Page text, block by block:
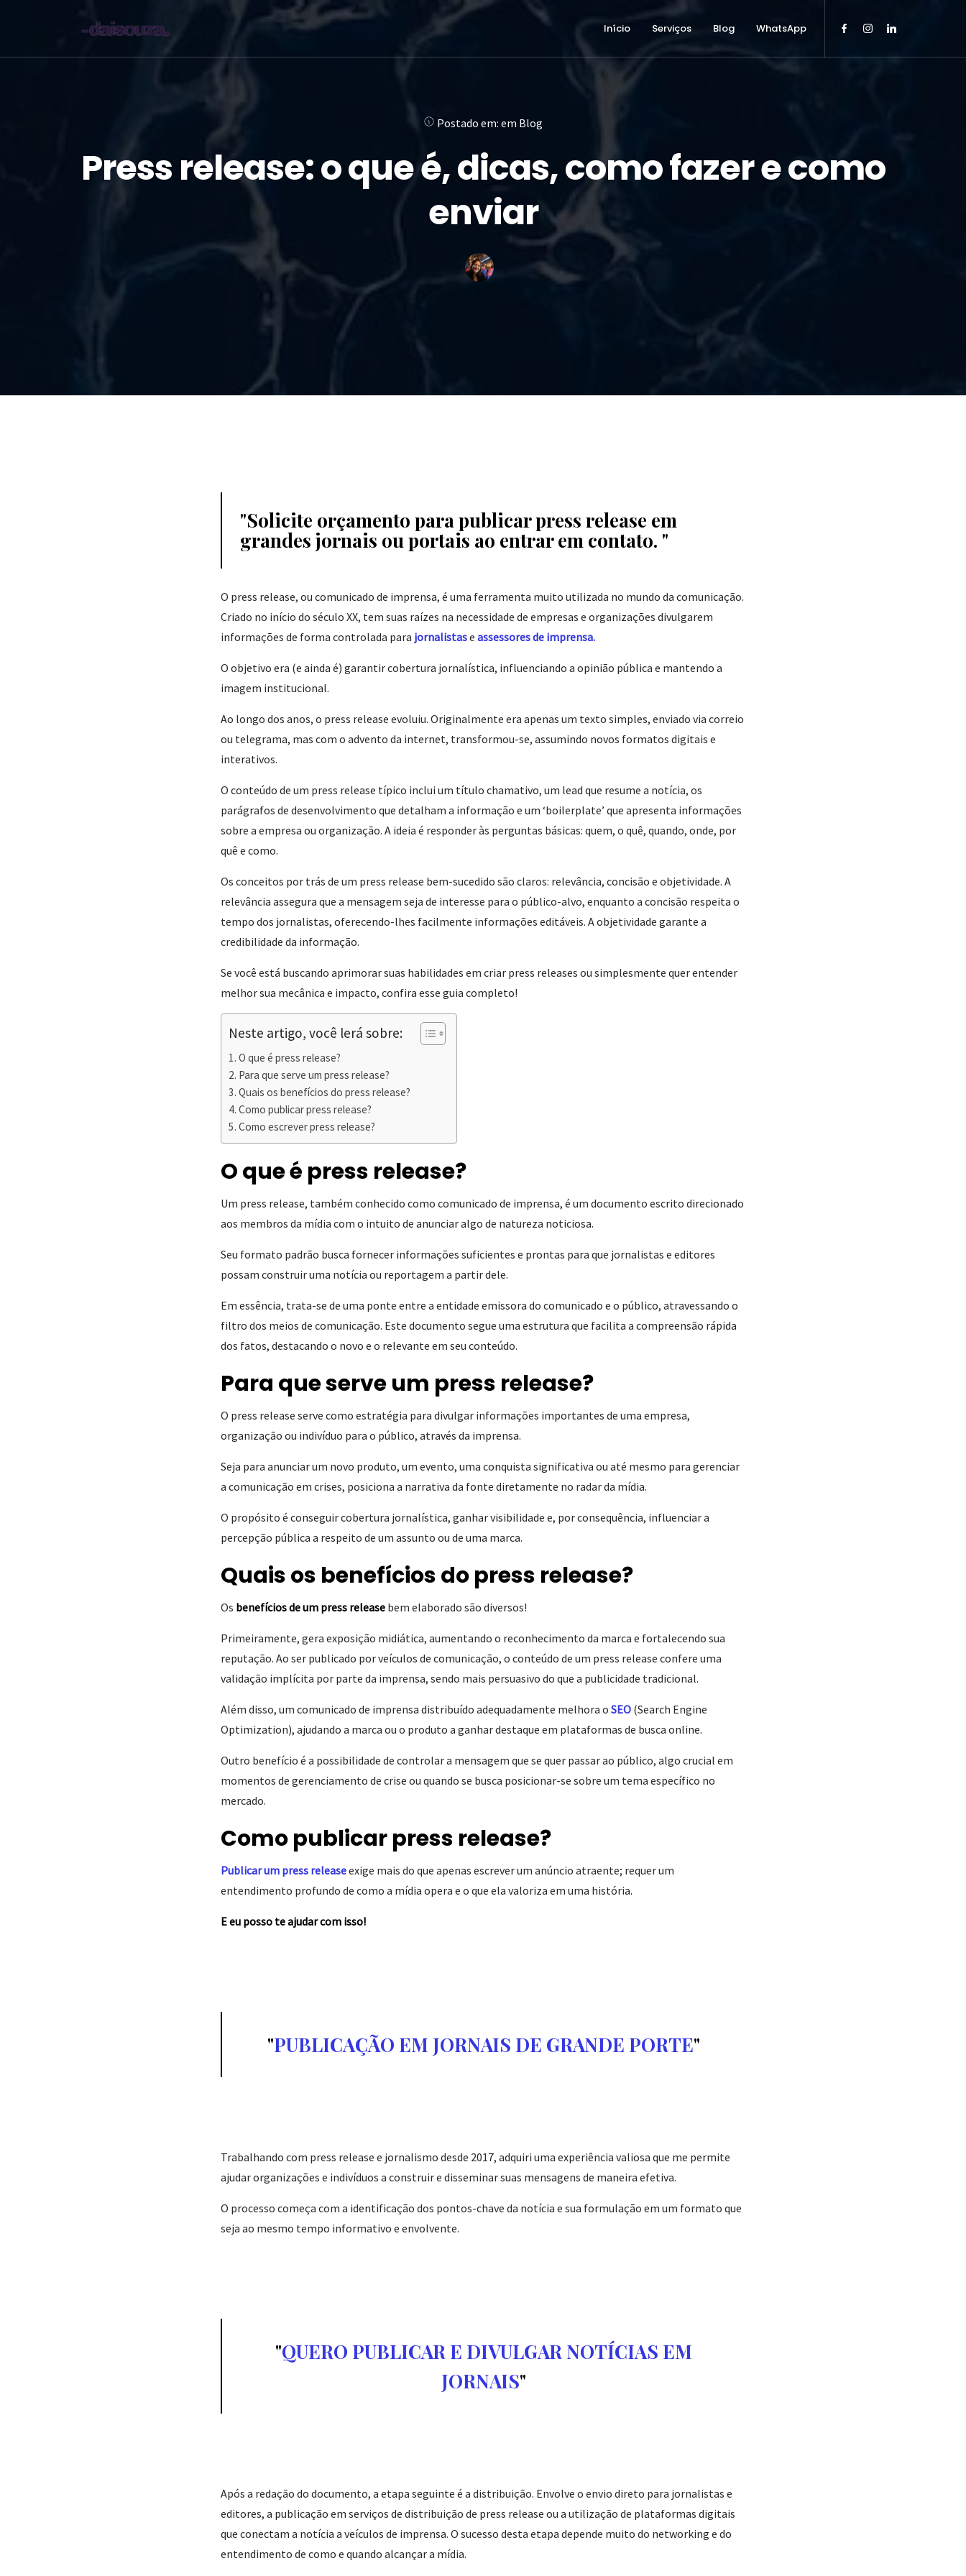
Início Serviços Blog WhatsApp
Postado em: em Blog
Press release: o que é, dicas, como fazer e como
enviar
Solicite orçamento parapublicar press release em
grandes jornais ou portais ao entrar em contato.
O press release, ou comunicado de imprensa, é uma ferramenta muito utilizada no mundo da comunicação.
Criado no início do século XX, tem suas raízes na necessidade de empresas e organizações divulgarem
informações de forma controlada para jornalistase assessores de imprensa.
O objetivo era (e ainda é) garantir cobertura jornalística, influenciando a opinião pública e mantendo a
imagem institucional.
Ao longo dos anos, o press release evoluiu. Originalmente era apenas um texto simples, enviado via correio
ou telegrama, mas com o advento da internet, transformou-se, assumindo novos formatos digitais e
interativos.
O conteúdo de um press release típico inclui um título chamativo, um lead que resume a notícia, os
parágrafos de desenvolvimento que detalham a informação e um ‘boilerplate’ que apresenta informações
sobre a empresa ou organização. A ideia é responder às perguntas básicas: quem, o quê, quando, onde, por
quê e como.
Os conceitos por trás de um press release bem-sucedido são claros: relevância, concisão e objetividade. A
relevância assegura que a mensagem seja de interesse para o público-alvo, enquanto a concisão respeita o
tempo dos jornalistas, oferecendo-lhes facilmente informações editáveis. A objetividade garante a
credibilidade da informação.
Se você está buscando aprimorar suas habilidades em criar press releases ou simplesmente quer entender
melhor sua mecânica e impacto, confira esse guia completo!
Neste artigo, você lerá sobre:
O que é press release?
Para que serve um press release?
Quais os benefícios do press release?
Como publicar press release?
Como escrever press release?
O que é press release?
Um press release, também conhecido como comunicado de imprensa, é um documento escrito direcionado
aos membros da mídia com o intuito de anunciar algo de natureza noticiosa.
Seu formato padrão busca fornecer informações suficientes e prontas para que jornalistas e editores
possam construir uma notícia ou reportagem a partir dele.
Em essência, trata-se de uma ponte entre a entidade emissora do comunicado e o público, atravessando o
filtro dos meios de comunicação. Este documento segue uma estrutura que facilita a compreensão rápida
dos fatos, destacando o novo e o relevante em seu conteúdo.
Para que serve um press release?
O press release serve como estratégia para divulgar informações importantes de uma empresa,
organização ou indivíduo para o público, através da imprensa.
Seja para anunciar um novo produto, um evento, uma conquista significativa ou até mesmo para gerenciar
a comunicação em crises, posiciona a narrativa da fonte diretamente no radar da mídia.
O propósito é conseguir cobertura jornalística, ganhar visibilidade e, por consequência, influenciar a
percepção pública a respeito de um assunto ou de uma marca.
Quais os benefícios do press release?
Os benefícios de um press release bem elaborado são diversos!
Primeiramente, gera exposição midiática, aumentando o reconhecimento da marca e fortalecendo sua
reputação. Ao ser publicado por veículos de comunicação, o conteúdo de um press release confere uma
validação implícita por parte da imprensa, sendo mais persuasivo do que a publicidade tradicional.
Além disso, um comunicado de imprensa distribuído adequadamente melhora o SEO (Search Engine
Optimization), ajudando a marca ou o produto a ganhar destaque em plataformas de busca online.
Outro benefício é a possibilidade de controlar a mensagem que se quer passar ao público, algo crucial em
momentos de gerenciamento de crise ou quando se busca posicionar-se sobre um tema específico no
mercado.
Como publicar press release?
Publicar um press releaseexige mais do que apenas escrever um anúncio atraente; requer um
entendimento profundo de como a mídia opera e o que ela valoriza em uma história.
E eu posso te ajudar com isso!
PUBLICAÇÃO EM JORNAIS DE GRANDE PORTE
Trabalhando com press release e jornalismo desde 2017, adquiri uma experiência valiosa que me permite
ajudar organizações e indivíduos a construir e disseminar suas mensagens de maneira efetiva.
O processo começa com a identificação dos pontos-chave da notícia e sua formulação em um formato que
seja ao mesmo tempo informativo e envolvente.
QUERO PUBLICAR E DIVULGAR NOTÍCIAS EM
JORNAIS
Após a redação do documento, a etapa seguinte é a distribuição. Envolve o envio direto para jornalistas e
editores, a publicação em serviços de distribuição de press release ou a utilização de plataformas digitais
que conectam a notícia a veículos de imprensa. O sucesso desta etapa depende muito do networking e do
entendimento de como e quando alcançar a mídia.